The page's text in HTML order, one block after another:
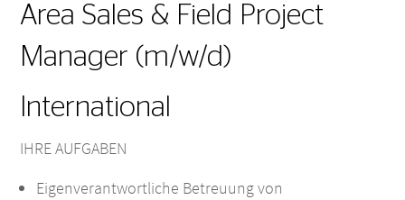
Area Sales & Field Project
Manager (m/w/d)
International
IHRE AUFGABEN
Eigenverantwortliche Betreuung von